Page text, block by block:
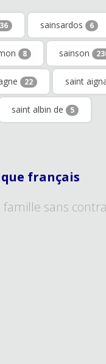
sainsardos 6
8 sainson
22 saint
saint albin de 5
français
sans